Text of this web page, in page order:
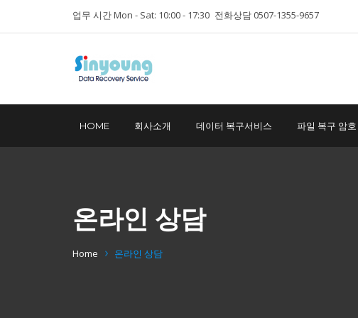
업무 시간 Mon - Sat: 10:00 - 17:30 전화상담 0507-1355-9657
HOME 회사소개 데이터 복구서비스 파일 복구 암
온라인 상담
Home 온라인 상담